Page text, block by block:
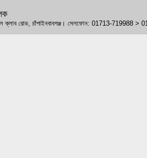
স্কুল ক্লাব রোড, চাঁপাইনবাবগঞ্জ। সেলফোন: 01713-